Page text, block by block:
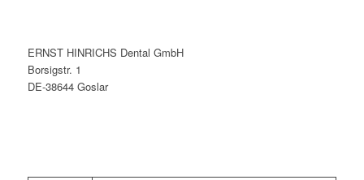
ERNST HINRICHS Dental GmbH
Borsigstr. 1
DE-38644 Goslar